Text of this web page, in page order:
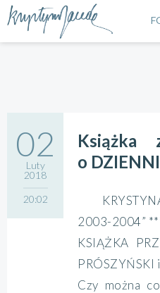
02
Luty
2018
20:02
Książka
o
2003-2004”
KSIĄŻKA
PRÓSZYŃSKI
Czy można